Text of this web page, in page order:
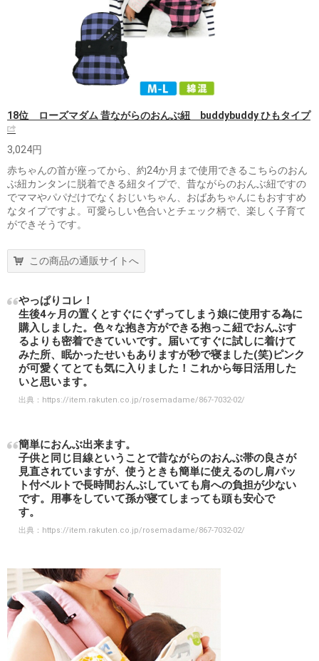
18位 ローズマダム 昔ながらのおんぶ紐 buddybuddy ひもタイプ
3,024円
赤ちゃんの首が座ってから、約24か月まで使用できるこちらのおん
ぶ紐カンタンに脱着できる紐タイプで、昔ながらのおんぶ紐ですの
でママやパパだけでなくおじいちゃん、おばあちゃんにもおすすめ
なタイプですよ。可愛らしい色合いとチェック柄で、楽しく子育て
ができそうです。
この商品の通販サイトへ
やっぱりコレ！
生後4ヶ月の置くとすぐにぐずってしまう娘に使用する為に
購入しました。色々な抱き方ができる抱っこ紐でおんぶす
るよりも密着できていいです。届いてすぐに試しに着けて
みた所、眠かったせいもありますが秒で寝ました(笑)ピンク
が可愛くてとても気に入りました！これから毎日活用した
いと思います。
出典： https://item.rakuten.co.jp/rosemadame/867-7032-02/
簡単におんぶ出来ます。
子供と同じ目線ということで昔ながらのおんぶ帯の良さが
見直されていますが、使うときも簡単に使えるのし肩パッ
ト付ベルトで長時間おんぶしていても肩への負担が少ない
です。用事をしていて孫が寝てしまっても頭も安心で
す。
出典： https://item.rakuten.co.jp/rosemadame/867-7032-02/